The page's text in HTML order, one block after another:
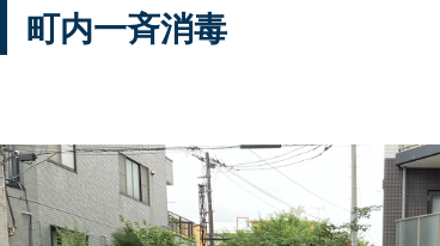
町内一斉消毒